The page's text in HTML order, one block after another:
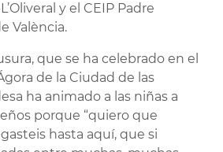
y el CEIP Padre
València.
que se ha celebrado en el
de la Ciudad de las
ha animado a las niñas a
porque “quiero que
hasta aquí, que si